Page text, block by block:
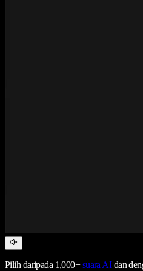
Pilih daripada 1,000+suara AIdan